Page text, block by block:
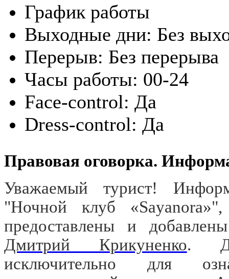
График работы
Выходные дни: Без
Перерыв: Без перерыва
Часы работы: 00-24
Face-control: Да
Dress-control: Да
Правовая оговорка.
Уважаемый турист!
"Ночной клуб
предоставлены и
Дмитрий Крикуненко.
исключительно для